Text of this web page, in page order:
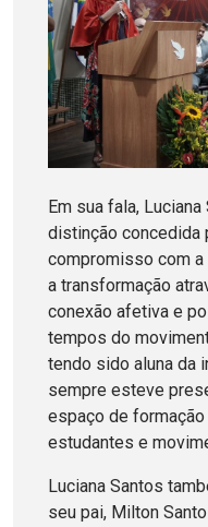
Em sua fala,
distinção concedida
compromisso com
a transformação
conexão afetiva e
tempos do
tendo sido aluna da
sempre esteve
espaço de
estudantes e
Luciana Santos
seu pai, Milton